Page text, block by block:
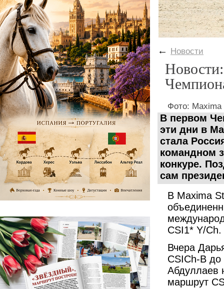
← Новости
Фото: Maxima
В первом
эти дни в
стала
командном
конкуре.
сам
В Maxima
CSI1* Y/Ch.
Вчера
CSICh-В
Абдуллаев
маршрут